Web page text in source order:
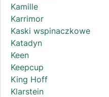
Kamille
Karrimor
Kaski wspinaczkowe
Katadyn
Keen
Keepcup
King Hoff
Klarstein